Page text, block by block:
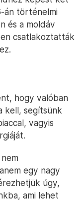
án történelmi
és a moldáv
csatlakoztatták
hogy valóban
kell, segítsünk
vagyis
egy nagy
úgy,
ami lehet